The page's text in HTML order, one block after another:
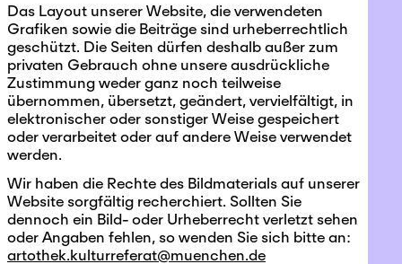
Das Layout unserer Website, die verwendeten
Grafiken sowie die Beiträge sind urheberrechtlich
geschützt. Die Seiten dürfen deshalb außer zum
privaten Gebrauch ohne unsere ausdrückliche
Zustimmung weder ganz noch teilweise
übernommen, übersetzt, geändert, vervielfältigt, in
elektronischer oder sonstiger Weise gespeichert
oder verarbeitet oder auf andere Weise verwendet
werden.
Wir haben die Rechte des Bildmaterials auf unserer
Website sorgfältig recherchiert. Sollten Sie
dennoch ein Bild- oder Urheberrecht verletzt sehen
oder Angaben fehlen, so wenden Sie sich bitte an:
artothek.kulturreferat@muenchen.de